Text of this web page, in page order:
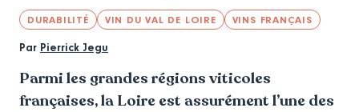
DURABILITÉ VIN DU VAL DE LOIRE VINS FRANÇAIS
Par Pierrick Jegu
Parmi les grandes régions viticoles
françaises, la Loire est assurément l’une des